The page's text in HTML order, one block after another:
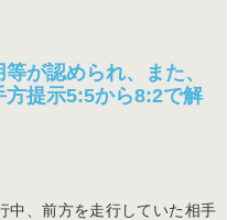
が認められ、また、
提示5:5から8:2で解
中、前方を走行していた相手